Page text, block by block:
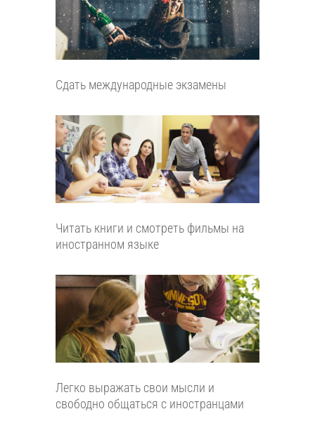
Сдать международные экзамены
Читать книги и смотреть фильмы на
иностранном языке
Легко выражать свои мысли и
свободно общаться с иностранцами